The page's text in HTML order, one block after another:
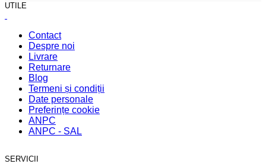
UTILE
Contact
Despre noi
Livrare
Returnare
Blog
Termeni și condiții
Date personale
Preferințe cookie
ANPC
ANPC - SAL
SERVICII